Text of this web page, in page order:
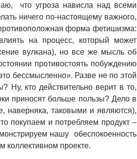
что угроза нависла над всеми
ничего по-настоящему важного,
форма фетишизма:
на процесс, который может
вулкана), но все же мысль об
противостоять побуждению
бессмысленно». Разве не по этой
Ну, кто действительно верит в то,
приносят больше пользы? Дело в
наверняка, таковыми и являются),
покупаем и потребляем продукт –
нашу обеспокоенность
коллективном проекте.